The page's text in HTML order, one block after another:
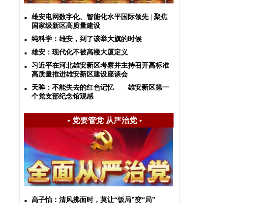
雄安电网数字化、智能化水平国际领先 | 聚焦
国家级新区高质量建设
纯科学：雄安，到了该举大旗的时候
雄安：现代化不被高楼大厦定义
习近平在河北雄安新区考察并主持召开高标准
高质量推进雄安新区建设座谈会
天眸：不能失去的红色记忆——雄安新区第一
个党支部纪念馆观感
• 党要管党 从严治党•
高子怡：清风拂面时，莫让“饭局”变“局”